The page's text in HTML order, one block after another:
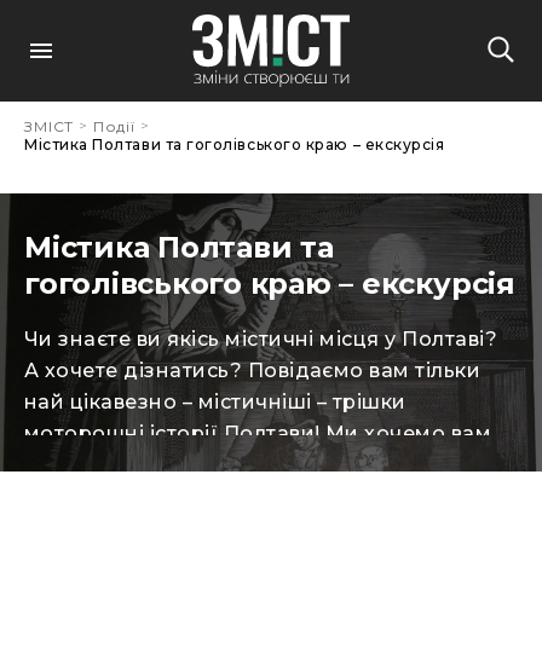
ЗМІСТ > Події >
Містика Полтави та гоголівського краю – екскурсія
Містика Полтави та
гоголівського краю – екскурсія
Чи знаєте ви якісь містичні місця у Полтаві?
А хочете дізнатись? Повідаємо вам тільки
най цікавезно – містичніші – трішки
моторошні історії Полтави! Ми хочемо вам
показати Полтаву трішки з іншого боку,